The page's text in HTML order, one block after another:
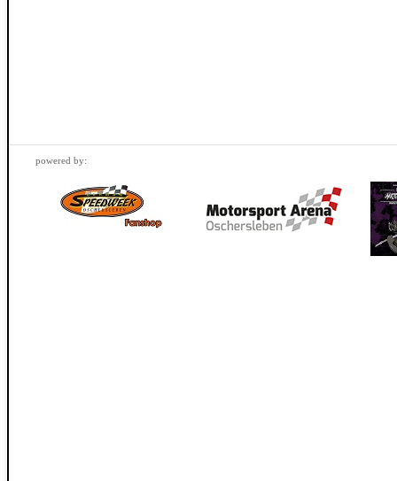
powered by: